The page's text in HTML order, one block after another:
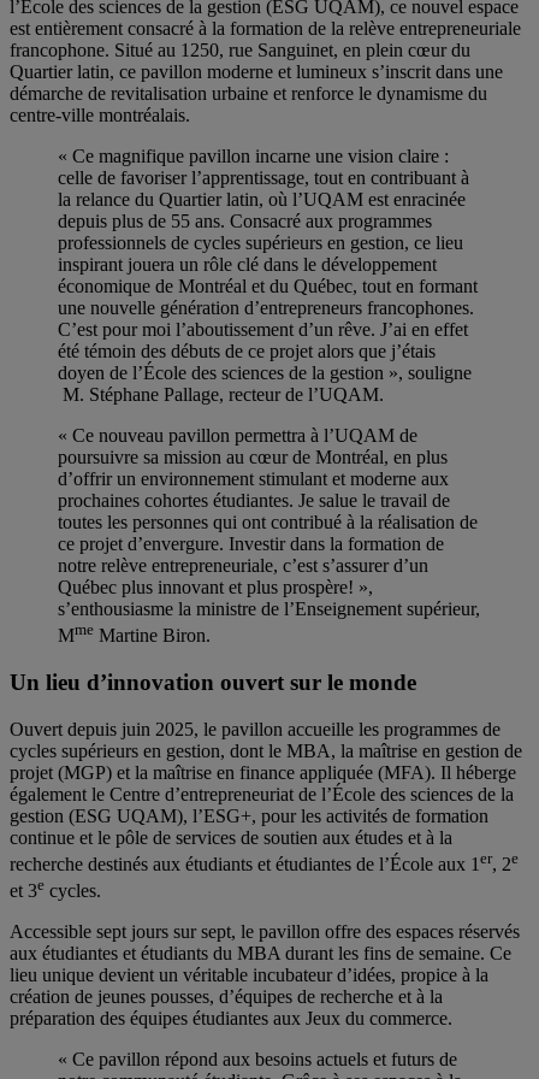
l’École des sciences de la gestion (ESG UQAM), ce nouvel espace
est entièrement consacré à la formation de la relève entrepreneuriale
francophone. Situé au 1250, rue Sanguinet, en plein cœur du
Quartier latin, ce pavillon moderne et lumineux s’inscrit dans une
démarche de revitalisation urbaine et renforce le dynamisme du
centre-ville montréalais.
« Ce magnifique pavillon incarne une vision claire :
celle de favoriser l’apprentissage, tout en contribuant à
la relance du Quartier latin, où l’UQAM est enracinée
depuis plus de 55 ans. Consacré aux programmes
professionnels de cycles supérieurs en gestion, ce lieu
inspirant jouera un rôle clé dans le développement
économique de Montréal et du Québec, tout en formant
une nouvelle génération d’entrepreneurs francophones.
C’est pour moi l’aboutissement d’un rêve. J’ai en effet
été témoin des débuts de ce projet alors que j’étais
doyen de l’École des sciences de la gestion », souligne
M. Stéphane Pallage, recteur de l’UQAM.
« Ce nouveau pavillon permettra à l’UQAM de
poursuivre sa mission au cœur de Montréal, en plus
d’offrir un environnement stimulant et moderne aux
prochaines cohortes étudiantes. Je salue le travail de
toutes les personnes qui ont contribué à la réalisation de
ce projet d’envergure. Investir dans la formation de
notre relève entrepreneuriale, c’est s’assurer d’un
Québec plus innovant et plus prospère! »,
s’enthousiasme la ministre de l’Enseignement supérieur,
Mme Martine Biron.
Un lieu d’innovation ouvert sur le monde
Ouvert depuis juin 2025, le pavillon accueille les programmes de
cycles supérieurs en gestion, dont le MBA, la maîtrise en gestion de
projet (MGP) et la maîtrise en finance appliquée (MFA). Il héberge
également le Centre d’entrepreneuriat de l’École des sciences de la
gestion (ESG UQAM), l’ESG+, pour les activités de formation
continue et le pôle de services de soutien aux études et à la
recherche destinés aux étudiants et étudiantes de l’École aux 1 er, 2e
et 3e cycles.
Accessible sept jours sur sept, le pavillon offre des espaces réservés
aux étudiantes et étudiants du MBA durant les fins de semaine. Ce
lieu unique devient un véritable incubateur d’idées, propice à la
création de jeunes pousses, d’équipes de recherche et à la
préparation des équipes étudiantes aux Jeux du commerce.
« Ce pavillon répond aux besoins actuels et futurs de